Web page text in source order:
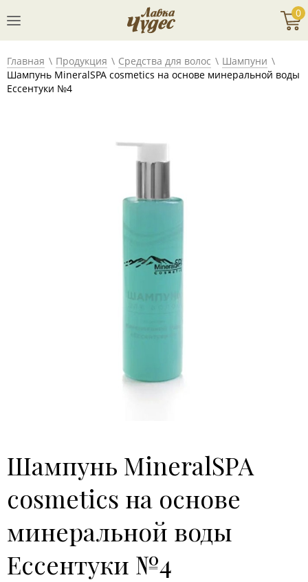
0
Главная Продукция Средства для волос
Шампуни
Шампунь MineralSPA cosmetics на основе минеральной воды
Ессентуки №4
Шампунь MineralSPA
cosmetics на основе
минеральной воды
Ессентуки №4